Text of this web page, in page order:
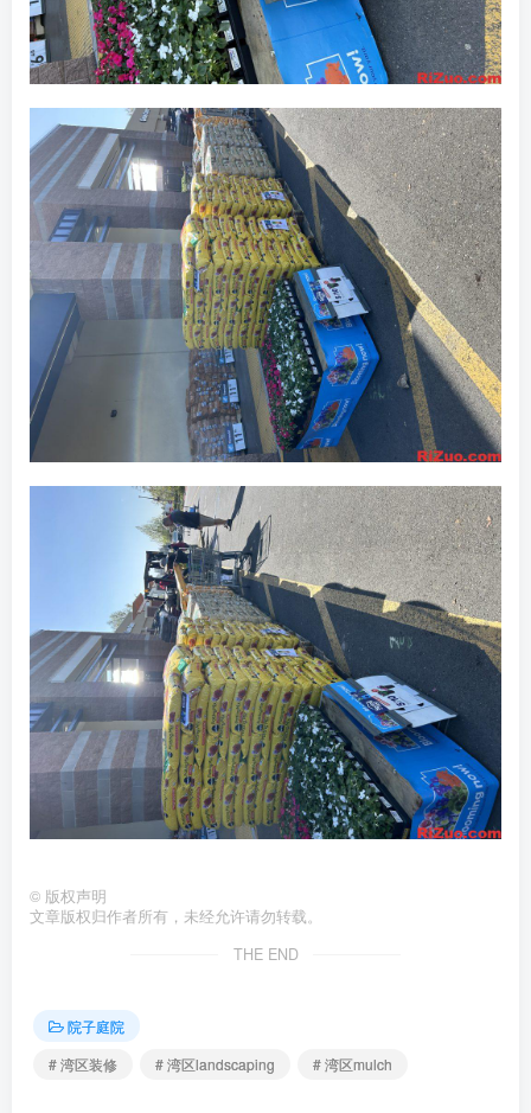
© 版权声明
文章版权归作者所有，未经允许请勿转载。
THE END
院子庭院
# 湾区装修
# 湾区landscaping # 湾区mulch